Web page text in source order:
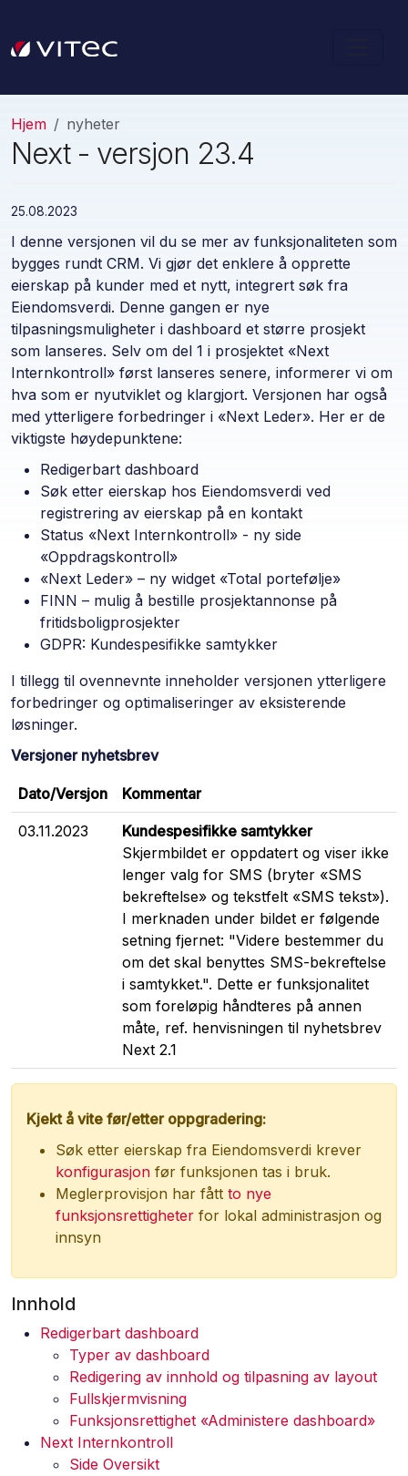
Hjem nyheter
Next - versjon 23.4
25.08.2023
I denne versjonen vil du se mer av funksjonaliteten som
bygges rundt CRM. Vi gjør det enklere å opprette
eierskap på kunder med et nytt, integrert søk fra
Eiendomsverdi. Denne gangen er nye
tilpasningsmuligheter i dashboard et større prosjekt
som lanseres. Selv om del 1 i prosjektet «Next
Internkontroll» først lanseres senere, informerer vi om
hva som er nyutviklet og klargjort. Versjonen har også
med ytterligere forbedringer i «Next Leder». Her er de
viktigste høydepunktene:
Redigerbart dashboard
Søk etter eierskap hos Eiendomsverdi ved
registrering av eierskap på en kontakt
Status «Next Internkontroll» - ny side
«Oppdragskontroll»
«Next Leder» – ny widget «Total portefølje»
FINN – mulig å bestille prosjektannonse på
fritidsboligprosjekter
GDPR: Kundespesifikke samtykker
I tillegg til ovennevnte inneholder versjonen ytterligere
forbedringer og optimaliseringer av eksisterende
løsninger.
Versjoner nyhetsbrev
Dato/Versjon Kommentar
03.11.2023
Kundespesifikke samtykker
Skjermbildet er oppdatert og viser ikke
lenger valg for SMS (bryter «SMS
bekreftelse» og tekstfelt «SMS tekst»).
I merknaden under bildet er følgende
setning fjernet: "Videre bestemmer du
om det skal benyttes SMS-bekreftelse
i samtykket.". Dette er funksjonalitet
som foreløpig håndteres på annen
måte, ref. henvisningen til nyhetsbrev
Next 2.1
Kjekt å vite før/etter oppgradering:
Søk etter eierskap fra Eiendomsverdi krever
konfigurasjon før funksjonen tas i bruk.
Meglerprovisjon har fått to nye
funksjonsrettigheter for lokal administrasjon og
innsyn
Innhold
Redigerbart dashboard
Typer av dashboard
Redigering av innhold og tilpasning av layout
Fullskjermvisning
Funksjonsrettighet «Administere dashboard»
Next Internkontroll
Side Oversikt